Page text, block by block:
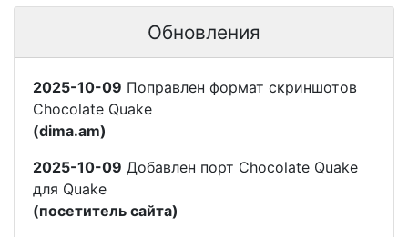
Обновления
2025-10-09 Поправлен формат скриншотов
Chocolate Quake
(dima.am)
2025-10-09 Добавлен порт Chocolate Quake
для Quake
(посетитель сайта)